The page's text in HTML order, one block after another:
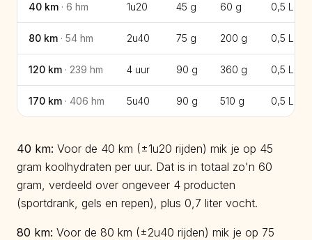
40 km · 6 hm 1u20 45 g 60 g 0,5 L
80 km · 54 hm 2u40 75 g 200 g 0,5 L
120 km · 239 hm 4 uur 90 g 360 g 0,5 L
170 km · 406 hm 5u40 90 g 510 g 0,5 L
40 km: Voor de 40 km (±1u20 rijden) mik je op 45
gram koolhydraten per uur. Dat is in totaal zo'n 60
gram, verdeeld over ongeveer 4 producten
(sportdrank, gels en repen), plus 0,7 liter vocht.
80 km: Voor de 80 km (±2u40 rijden) mik je op 75